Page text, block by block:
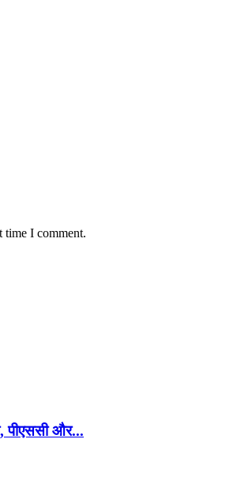
time I comment.
पीएससी और...